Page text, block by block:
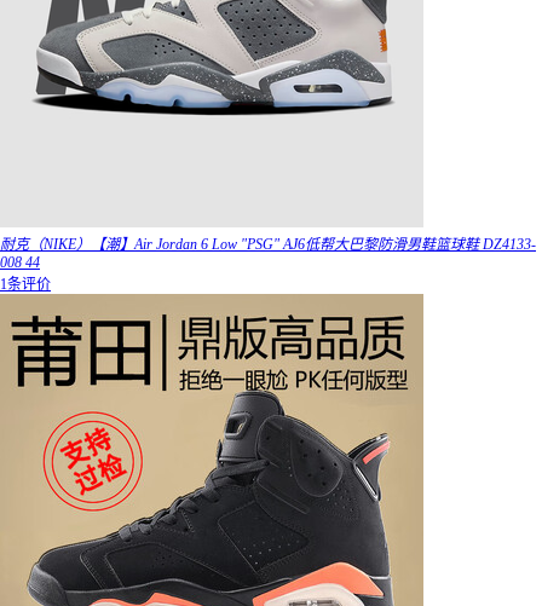
耐克（NIKE）【潮】Air Jordan 6 Low "PSG" AJ6低帮大巴黎防滑男鞋篮球鞋 DZ4133-
008 44
1条评价